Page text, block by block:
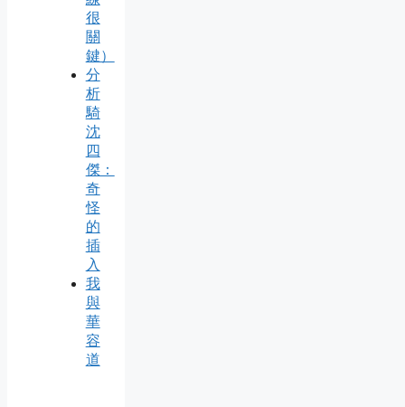
很
關
鍵）
分
析
騎
沈
四
傑：
奇
怪
的
插
入
我
與
華
容
道